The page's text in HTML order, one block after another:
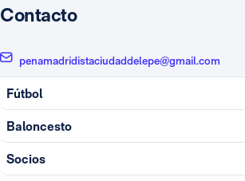
Contacto
penamadridistaciudaddelepe@gmail.com
Fútbol
Baloncesto
Socios